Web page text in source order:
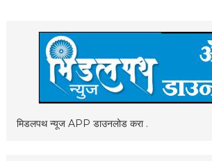
मिडलपथ न्यूज APP डाउनलोड करा .